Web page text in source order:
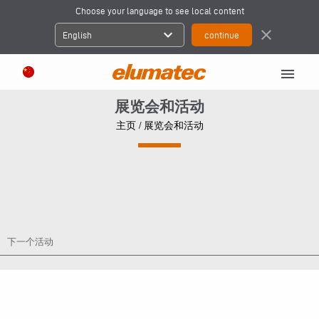
Choose your language to see local content
English expand_more close
menu
展览会和活动
主页 / 展览会和活动
下一个活动